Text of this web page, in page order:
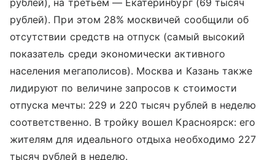
рублей), на третьем — Екатеринбург (69 тысяч
рублей). При этом 28% москвичей сообщили об
отсутствии средств на отпуск (самый высокий
показатель среди экономически активного
населения мегаполисов). Москва и Казань также
лидируют по величине запросов к стоимости
отпуска мечты: 229 и 220 тысяч рублей в неделю
соответственно. В тройку вошел Красноярск: его
жителям для идеального отдыха необходимо 227
тысяч рублей в неделю.